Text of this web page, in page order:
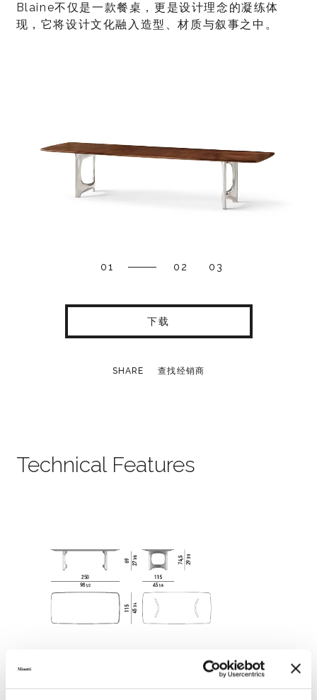
Blaine不仅是一款餐桌，更是设计理念的凝练体
现，它将设计文化融入造型、材质与叙事之中。
01 02 03
下载
SHARE 查找经销商
Technical Features